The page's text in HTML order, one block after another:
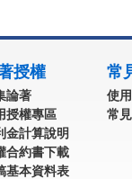
授權
論著
授權專區
金計算說明
合約書下載
基本資料表
常
使
常